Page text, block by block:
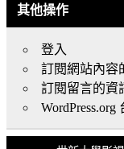
其他操作
登入
訂閱網站內容
訂閱留言的資